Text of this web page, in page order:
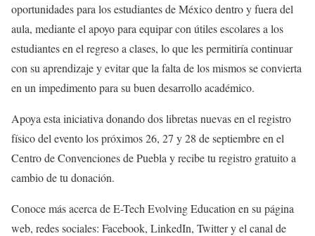
oportunidades para los estudiantes de México dentro y fuera del
aula, mediante el apoyo para equipar con útiles escolares a los
estudiantes en el regreso a clases, lo que les permitiría continuar
con su aprendizaje y evitar que la falta de los mismos se convierta
en un impedimento para su buen desarrollo académico.
Apoya esta iniciativa donando dos libretas nuevas en el registro
físico del evento los próximos 26, 27 y 28 de septiembre en el
Centro de Convenciones de Puebla y recibe tu registro gratuito a
cambio de tu donación.
Conoce más acerca de E-Tech Evolving Education en su página
web, redes sociales: Facebook, LinkedIn, Twitter y el canal de